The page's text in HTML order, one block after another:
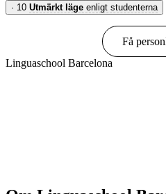
· 10 Utmärkt läge enligt studenterna
Få
Linguaschool Barcelona